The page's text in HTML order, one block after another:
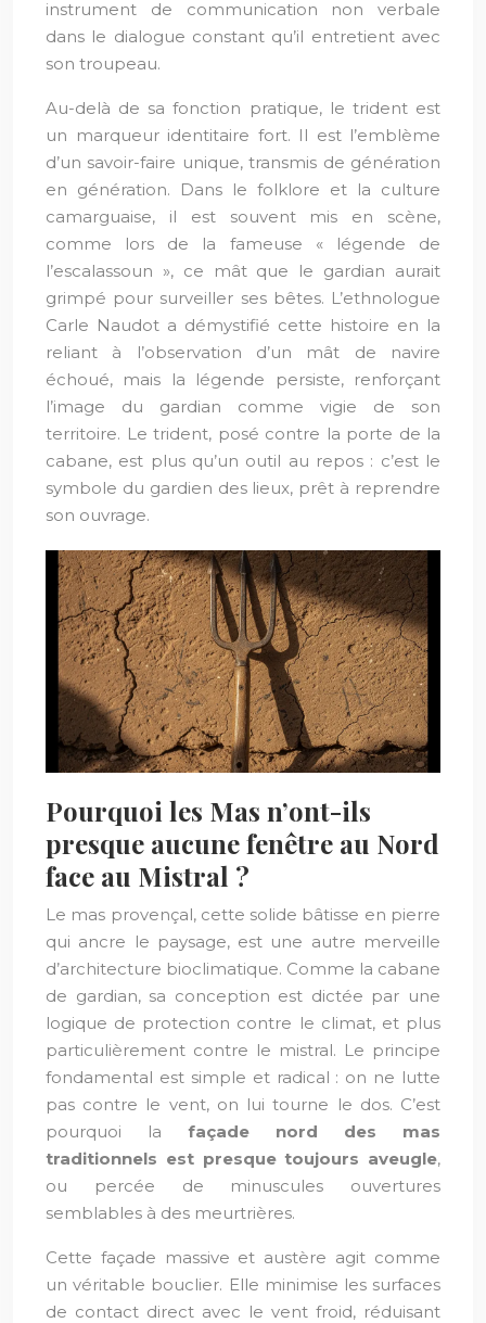
instrument de communication non verbale
dans le dialogue constant qu’il entretient avec
son troupeau.
Au-delà de sa fonction pratique, le trident est
un marqueur identitaire fort. Il est l’emblème
d’un savoir-faire unique, transmis de génération
en génération. Dans le folklore et la culture
camarguaise, il est souvent mis en scène,
comme lors de la fameuse « légende de
l’escalassoun », ce mât que le gardian aurait
grimpé pour surveiller ses bêtes. L’ethnologue
Carle Naudot a démystifié cette histoire en la
reliant à l’observation d’un mât de navire
échoué, mais la légende persiste, renforçant
l’image du gardian comme vigie de son
territoire. Le trident, posé contre la porte de la
cabane, est plus qu’un outil au repos : c’est le
symbole du gardien des lieux, prêt à reprendre
son ouvrage.
Pourquoi les Mas n’ont-ils
presque aucune fenêtre au Nord
face au Mistral ?
Le mas provençal, cette solide bâtisse en pierre
qui ancre le paysage, est une autre merveille
d’architecture bioclimatique. Comme la cabane
de gardian, sa conception est dictée par une
logique de protection contre le climat, et plus
particulièrement contre le mistral. Le principe
fondamental est simple et radical : on ne lutte
pas contre le vent, on lui tourne le dos. C’est
pourquoi la façade nord des mas
traditionnels est presque toujours aveugle,
ou percée de minuscules ouvertures
semblables à des meurtrières.
Cette façade massive et austère agit comme
un véritable bouclier. Elle minimise les surfaces
de contact direct avec le vent froid, réduisant